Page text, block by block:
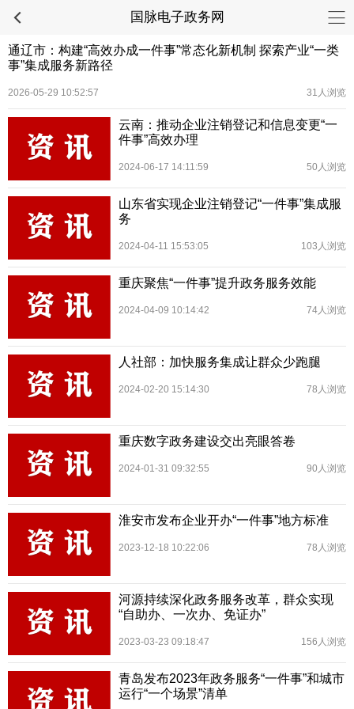
国脉电子政务网
通辽市：构建“高效办成一件事”常态化新机制 探索产业“一类
事”集成服务新路径
2026-05-29 10:52:57 31人浏览
云南：推动企业注销登记和信息变更“一
件事”高效办理
2024-06-17 14:11:59 50人浏览
山东省实现企业注销登记“一件事”集成服
务
2024-04-11 15:53:05 103人浏览
重庆聚焦“一件事”提升政务服务效能
2024-04-09 10:14:42 74人浏览
人社部：加快服务集成让群众少跑腿
2024-02-20 15:14:30 78人浏览
重庆数字政务建设交出亮眼答卷
2024-01-31 09:32:55 90人浏览
淮安市发布企业开办“一件事”地方标准
2023-12-18 10:22:06 78人浏览
河源持续深化政务服务改革，群众实现
“自助办、一次办、免证办”
2023-03-23 09:18:47 156人浏览
青岛发布2023年政务服务“一件事”和城市
运行“一个场景”清单